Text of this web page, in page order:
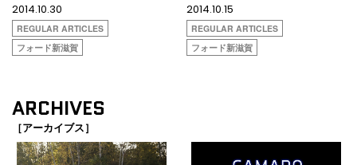
2014.10.30
REGULAR ARTICLES
フォード新滋賀
2014.10.15
REGULAR ARTICLES
フォード新滋賀
ARCHIVES
［アーカイブス］